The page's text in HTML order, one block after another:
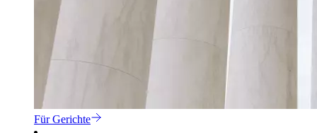
Für Gerichte